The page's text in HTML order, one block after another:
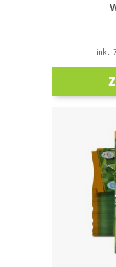
inkl.